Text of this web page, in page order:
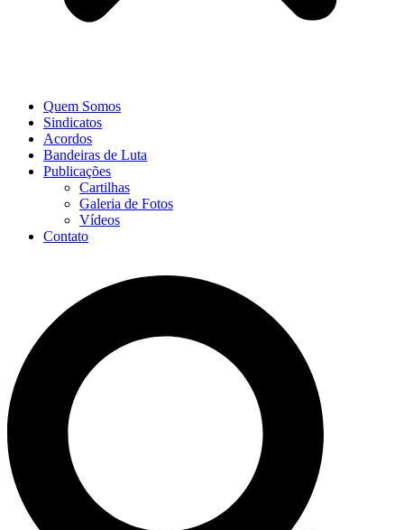
Quem Somos
Sindicatos
Acordos
Bandeiras de Luta
Publicações
Cartilhas
Galeria de Fotos
Vídeos
Contato